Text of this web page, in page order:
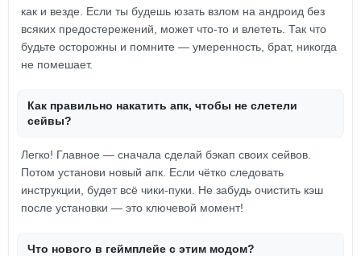
как и везде. Если ты будешь юзать взлом на андроид без
всяких предостережений, может что-то и влететь. Так что
будьте осторожны и помните — умеренность, брат, никогда
не помешает.
Как правильно накатить апк, чтобы не слетели
сейвы?
Легко! Главное — сначала сделай бэкап своих сейвов.
Потом установи новый апк. Если чётко следовать
инструкции, будет всё чики-пуки. Не забудь очистить кэш
после установки — это ключевой момент!
Что нового в геймплейе с этим модом?